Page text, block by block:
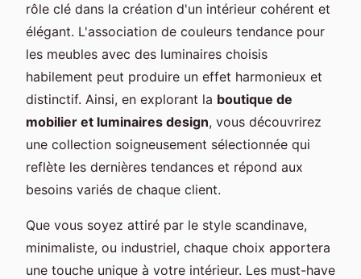
rôle clé dans la création d'un intérieur cohérent et
élégant. L'association de couleurs tendance pour
les meubles avec des luminaires choisis
habilement peut produire un effet harmonieux et
distinctif. Ainsi, en explorant la boutique de
mobilier et luminaires design, vous découvrirez
une collection soigneusement sélectionnée qui
reflète les dernières tendances et répond aux
besoins variés de chaque client.
Que vous soyez attiré par le style scandinave,
minimaliste, ou industriel, chaque choix apportera
une touche unique à votre intérieur. Les must-have